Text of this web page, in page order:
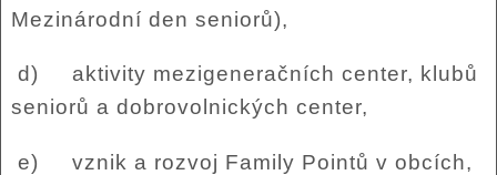
Mezinárodní den seniorů),
d) aktivity mezigeneračních center, klubů
seniorů a dobrovolnických center,
e) vznik a rozvoj Family Pointů v obcích,